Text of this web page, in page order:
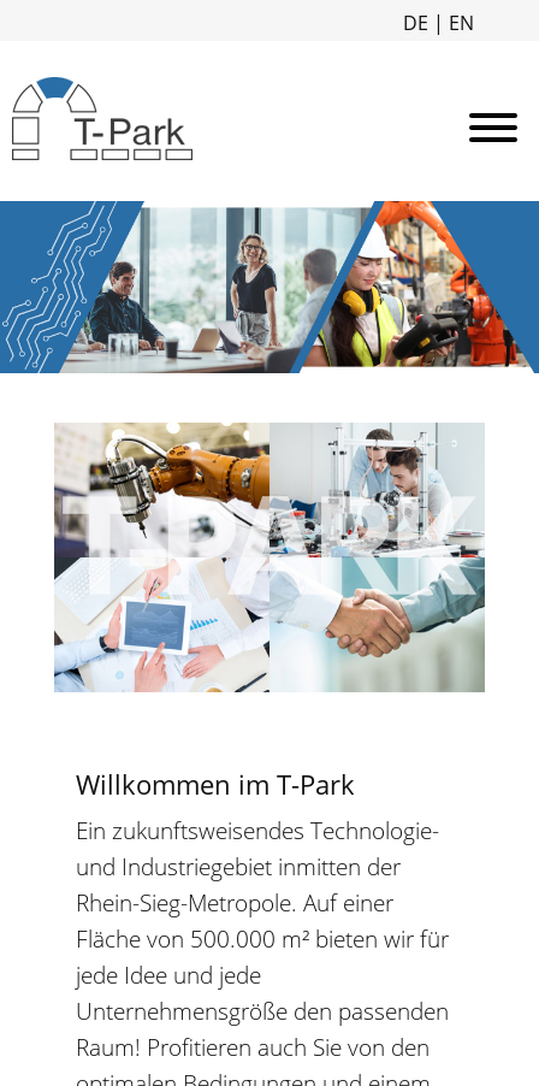
DE | EN
Willkommen im T-Park
Ein zukunftsweisendes Technologie-
und Industriegebiet inmitten der
Rhein-Sieg-Metropole. Auf einer
Fläche von 500.000 m² bieten wir für
jede Idee und jede
Unternehmensgröße den passenden
Raum! Profitieren auch Sie von den